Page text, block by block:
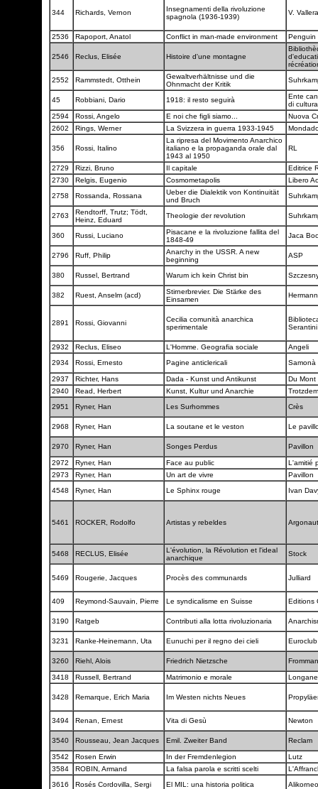
344 Richards, Vernon
Insegnamenti della rivoluzione
spagnola (1936-1939)
V.
2536 Rapoport, Anatol Conflict in man-made environment Penguin
2546 Reclus, Elisée Histoire d'une montagne
2552
Rammstedt, Otthein
Gewaltverhältnisse und die
Ohnmacht der Kritik
45 Robbiani, Dario 1918: il resto seguirà
Ente
di
2594
Rossi, Angelo E noi che figli siamo...
Nuova
2602
Rings, Werner La Svizzera in guerra 1933-1945
356 Rossi, Italino
La ripresa del Movimento Anarchico
italiano e la propaganda orale dal
1943 al 1950
RL
2729 Rizzi, Bruno Il capitale
Editrice
2730
Relgis, Eugenio Cosmometapolis
Libero
2758
Rossanda, Rossana
Ueber die Dialektik von Kontinuität
und Bruch
2763
Rendtorff, Trutz; Tödt,
Heinz, Eduard
Theologie der revolution
360 Russi, Luciano
Pisacane e la rivoluzione fallita del
1848-49
Jaca
2796 Ruff, Philip
Anarchy in the USSR. A new
beginning
ASP
380 Russel, Bertrand Warum ich kein Christ bin
382 Ruest, Anselm (acd)
Stirnerbrevier. Die Stärke des
Einsamen
2891 Rossi, Giovanni
Cecilia comunità anarchica
sperimentale
2932 Reclus, Eliseo L'Homme. Geografia sociale
Angeli
2934
Rossi, Ernesto Pagine anticlericali
2937 Richter, Hans Dada - Kunst und Antikunst
Du Mont
2940
Read, Herbert Kunst, Kultur und Anarchie
2951
Ryner, Han Les Surhommes Crès
2968 Ryner, Han La soutane et le veston Le
2970 Ryner, Han Songes Perdus Pavillon
2972 Ryner, Han Face au public
L'amitié
2973
Ryner, Han Un art de vivre
Pavillon
4548
Ryner, Han Le Sphinx rouge Ivan
5461 ROCKER, Rodolfo Artistas y rebeldes
5468 RECLUS, Elisée
L'évolution, la Révolution et l'ideal
anarchique
Stock
5469 Rougerie, Jacques Procès des communards Julliard
409 Reymond-Sauvain, Pierre Le syndicalisme en Suisse Editions
3190 Ratgeb Contributi alla lotta rivoluzionaria
3231 Ranke-Heinemann, Uta Eunuchi per il regno dei cieli
3260 Riehl, Alois Friedrich Nietzsche
3418 Russell, Bertrand Matrimonio e morale
3428 Remarque, Erich Maria Im Westen nichts Neues
3494 Renan, Ernest Vita di Gesù Newton
3540 Rousseau, Jean Jacques Emil. Zweiter Band Reclam
3542 Rosen Erwin In der Fremdenlegion
Lutz
3584
ROBIN, Armand La falsa parola e scritti scelti
3616
Rosés Cordovilla, Sergi El MIL: una historia politica